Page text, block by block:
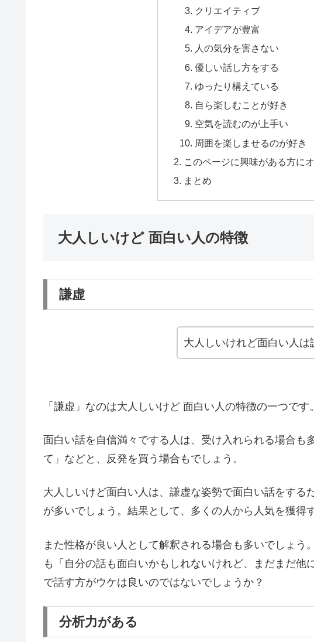
クリエイティブ
アイデアが豊富
人の気分を害さない
優しい話し方をする
ゆったり構えている
自ら楽しむことが好き
空気を読むのが上手い
周囲を楽しませるのが好き
このページに興味がある方に
まとめ
大人しいけど 面白い人の特徴
謙虚
大人しいけれど面白い人は
「謙虚」なのは大人しいけど 面白い人の特徴の一つです。
面白い話を自信満々でする人は、受け入れられる場合も
て」などと、反発を買う場合もでしょう。
大人しいけど面白い人は、謙虚な姿勢で面白い話をする
が多いでしょう。 結果として、多くの人から人気を獲得
また性格が良い人として解釈される場合も多いでしょう
も「自分の話も面白いかもしれないけれど、まだまだ他
で話す方がウケは良いのではないでしょうか？
分析力がある